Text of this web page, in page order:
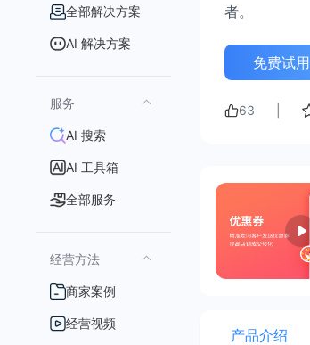
全部解决方案
AI 解决方案
服务
AI 搜索
AI 工具箱
全部服务
经营方法
商家案例
经营视频
者。
免费试用
63
产品介绍